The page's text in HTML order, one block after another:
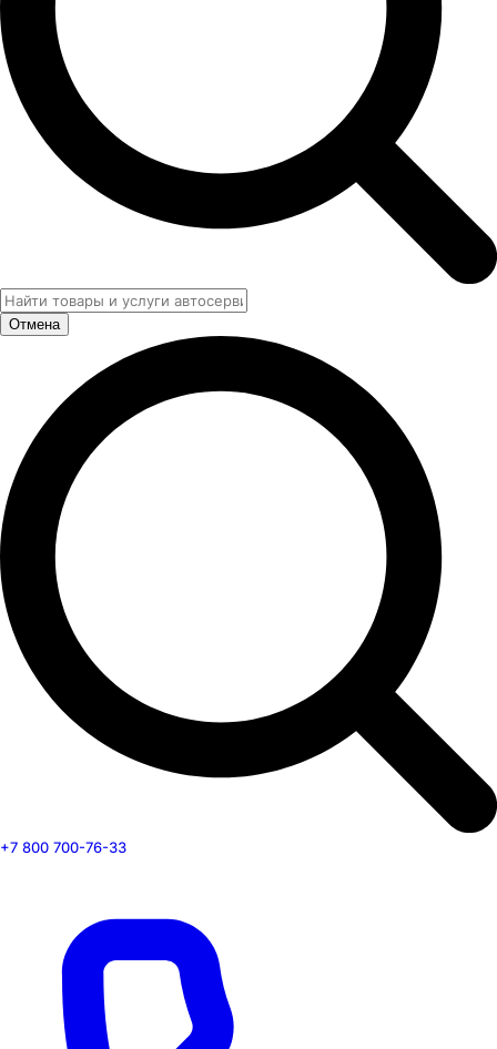
Отмена
+7 800 700-76-33